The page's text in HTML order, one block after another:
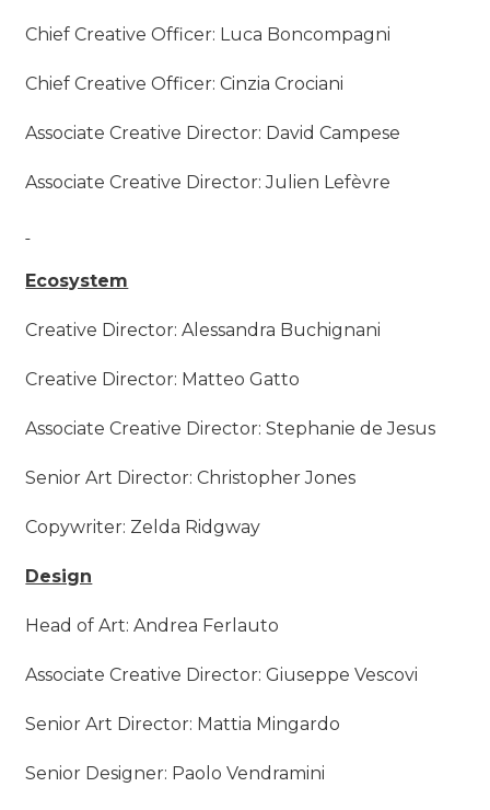
Chief Creative Officer: Luca Boncompagni
Chief Creative Officer: Cinzia Crociani
Associate Creative Director: David Campese
Associate Creative Director: Julien Lefèvre
Ecosystem
Creative Director: Alessandra Buchignani
Creative Director: Matteo Gatto
Associate Creative Director: Stephanie de Jesus
Senior Art Director: Christopher Jones
Copywriter: Zelda Ridgway
Design
Head of Art: Andrea Ferlauto
Associate Creative Director: Giuseppe Vescovi
Senior Art Director: Mattia Mingardo
Senior Designer: Paolo Vendramini